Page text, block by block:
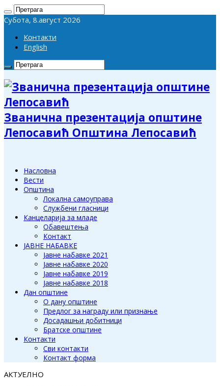
Субота, 8.август 2026
Контакти
English
Званична презентација општине
Лепосавић Општина Лепосавић
Насловна
Вести
Општина
Локална самоуправа
Службени гласници
Канцеларија за младе
Обавештења
Контакт
ЈАВНЕ НАБАВКЕ
Јавне набавке 2021
Јавне набавке 2020
Јавне набавке 2019
Јавне набавке 2018
Дан општине
О дану општине
Предлог за награду или признање
Досадашњи добитници
Братске општине
Контакти
Сви контакти
Контакт форма
АКТУЕЛНО